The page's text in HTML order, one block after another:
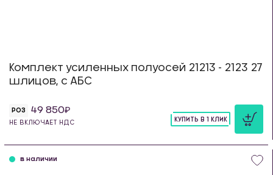
Комплект усиленных полуосей 21213 - 2123 27
шлицов, с АБС
РОЗ 49 850
НЕ ВКЛЮЧАЕТ НДС
КУПИТЬ В 1 КЛИК
в наличии